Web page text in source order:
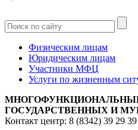
Физическим лицам
Юридическим лицам
Участники МФЦ
Услуги по жизненным
ГОСУДАРСТВЕННЫХ И
Контакт центр: 8 (8342) 39 29 39